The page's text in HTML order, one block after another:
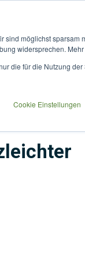
möglichst
widersprechen.
die für die Nutzung
Cookie Einstellungen